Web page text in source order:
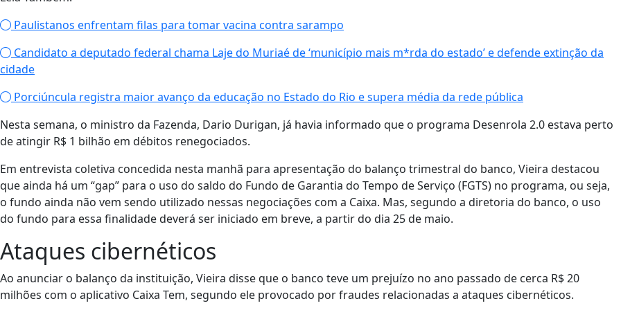
Paulistanos enfrentam filas para tomar vacina contra sarampo
Candidato a deputado federal chama Laje do Muriaé de ‘município mais m*rda do estado’ e defende extinção da
cidade
Porciúncula registra maior avanço da educação no Estado do Rio e supera média da rede pública
Nesta semana, o ministro da Fazenda, Dario Durigan, já havia informado que o programa Desenrola 2.0 estava perto
de atingir R$ 1 bilhão em débitos renegociados.
Em entrevista coletiva concedida nesta manhã para apresentação do balanço trimestral do banco, Vieira destacou
que ainda há um “gap” para o uso do saldo do Fundo de Garantia do Tempo de Serviço (FGTS) no programa, ou seja,
o fundo ainda não vem sendo utilizado nessas negociações com a Caixa. Mas, segundo a diretoria do banco, o uso
do fundo para essa finalidade deverá ser iniciado em breve, a partir do dia 25 de maio.
Ataques cibernéticos
Ao anunciar o balanço da instituição, Vieira disse que o banco teve um prejuízo no ano passado de cerca R$ 20
milhões com o aplicativo Caixa Tem, segundo ele provocado por fraudes relacionadas a ataques cibernéticos.